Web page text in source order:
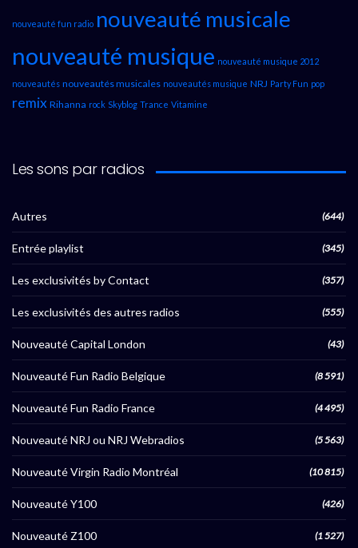
nouveauté fun radio nouveauté musicale
nouveauté musique nouveauté musique 2012
nouveautés nouveautés musicales nouveautés musique NRJ Party Fun pop
remix Rihanna rock Skyblog Trance Vitamine
Les sons par radios
Autres (644)
Entrée playlist (345)
Les exclusivités by Contact (357)
Les exclusivités des autres radios (555)
Nouveauté Capital London (43)
Nouveauté Fun Radio Belgique (8 591)
Nouveauté Fun Radio France (4 495)
Nouveauté NRJ ou NRJ Webradios (5 563)
Nouveauté Virgin Radio Montréal (10 815)
Nouveauté Y100 (426)
Nouveauté Z100 (1 527)